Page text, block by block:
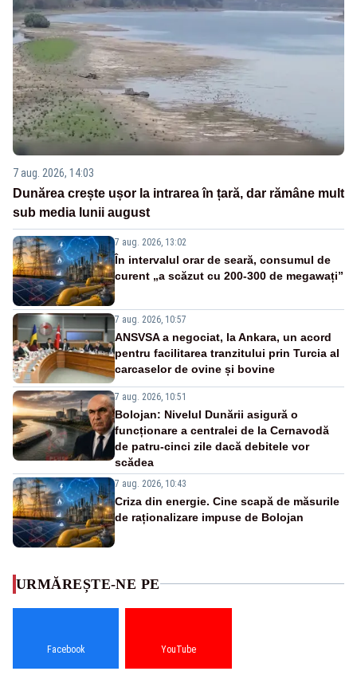
7 aug. 2026, 14:03
Dunărea crește ușor la intrarea în țară, dar rămâne mult
sub media lunii august
7 aug. 2026, 13:02
În intervalul orar de seară, consumul de
curent „a scăzut cu 200-300 de megawați”
7 aug. 2026, 10:57
ANSVSA a negociat, la Ankara, un acord
pentru facilitarea tranzitului prin Turcia al
carcaselor de ovine și bovine
7 aug. 2026, 10:51
Bolojan: Nivelul Dunării asigură o
funcționare a centralei de la Cernavodă
de patru-cinci zile dacă debitele vor
scădea
7 aug. 2026, 10:43
Criza din energie. Cine scapă de măsurile
de raționalizare impuse de Bolojan
URMĂREȘTE-NE PE
Facebook YouTube